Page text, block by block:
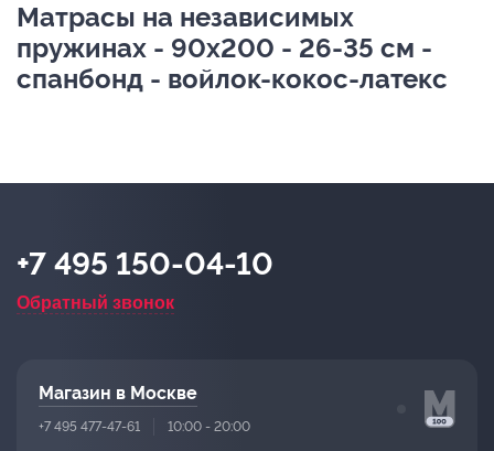
Матрасы на независимых
пружинах - 90х200 - 26-35 см -
спанбонд - войлок-кокос-латекс
+7 495 150-04-10
Обратный звонок
Магазин в Москве
+7 495 477-47-61 10:00 - 20:00